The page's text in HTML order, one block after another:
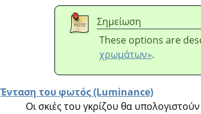
Σημείωση
These options are
χρωμάτων».
Ένταση του φωτός (Luminance)
Οι σκιές του γκρίζου θα